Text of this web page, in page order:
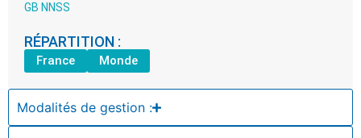
GB NNSS
RÉPARTITION :
France Monde
Modalités de gestion :